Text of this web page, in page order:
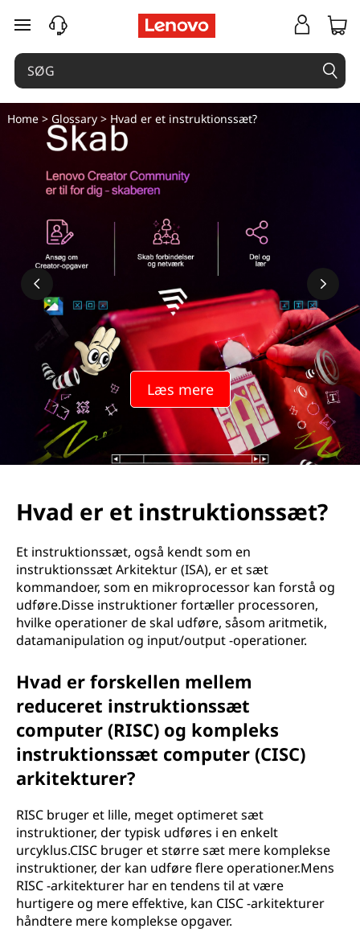
spring til hovedindhold
Læs mere
Home> Glossary> Hvad er et instruktionssæt?
Hvad er et instruktionssæt?
Et instruktionssæt, også kendt som en
instruktionssæt Arkitektur (ISA), er et sæt
kommandoer, som en mikroprocessor kan forstå og
udføre.Disse instruktioner fortæller processoren,
hvilke operationer de skal udføre, såsom aritmetik,
datamanipulation og input/output -operationer.
Hvad er forskellen mellem
reduceret instruktionssæt
computer (RISC) og kompleks
instruktionssæt computer (CISC)
arkitekturer?
RISC bruger et lille, meget optimeret sæt
instruktioner, der typisk udføres i en enkelt
urcyklus.CISC bruger et større sæt mere komplekse
instruktioner, der kan udføre flere operationer.Mens
RISC -arkitekturer har en tendens til at være
hurtigere og mere effektive, kan CISC -arkitekturer
håndtere mere komplekse opgaver.